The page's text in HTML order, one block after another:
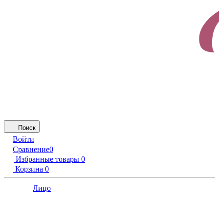
Поиск
Войти
Сравнение0
Избранные товары 0
Корзина 0
Лицо